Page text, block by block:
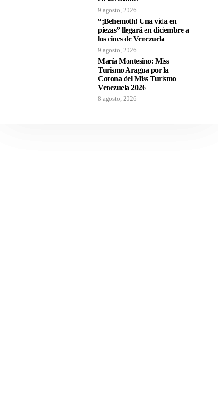
9 agosto, 2026
“¡Behemoth! Una vida en
piezas” llegará en diciembre a
los cines de Venezuela
9 agosto, 2026
María Montesino: Miss
Turismo Aragua por la
Corona del Miss Turismo
Venezuela 2026
8 agosto, 2026